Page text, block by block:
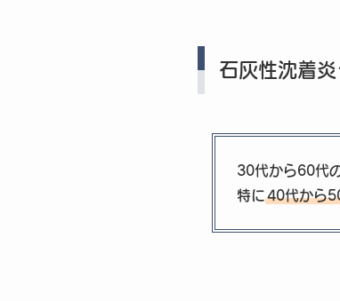
石灰性沈着
30代から60代
特に40代から